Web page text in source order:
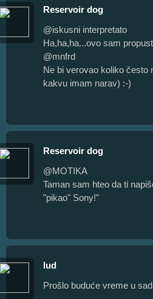
Reservoir dog
@iskusni interpretato
Ha,ha,ha...ovo sam
@mnfrd
Ne bi verovao koliko često
kakvu imam narav) :-)
Reservoir dog
@MOTIKA
Taman sam hteo da ti
"pikao" Sony!"
lud
Prošlo buduće vreme u